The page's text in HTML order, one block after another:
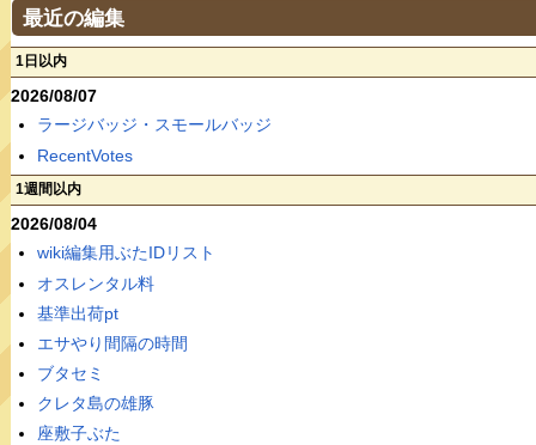
最近の編集
1日以内
2026/08/07
ラージバッジ・スモールバッジ
RecentVotes
1週間以内
2026/08/04
wiki編集用ぶたIDリスト
オスレンタル料
基準出荷pt
エサやり間隔の時間
ブタセミ
クレタ島の雄豚
座敷子ぶた